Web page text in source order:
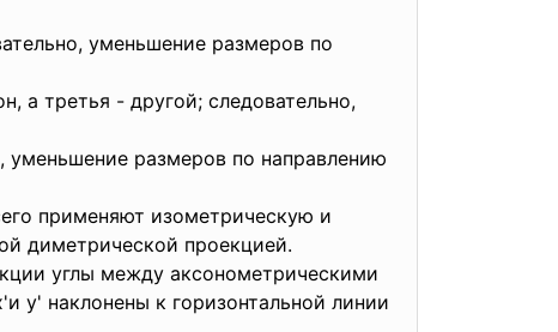
уменьшение размеров по
а третья - другой; следовательно,
уменьшение размеров по направлению
применяют изометрическую и
диметрической проекцией.
углы между аксонометрическими
у' наклонены к горизонтальной линии